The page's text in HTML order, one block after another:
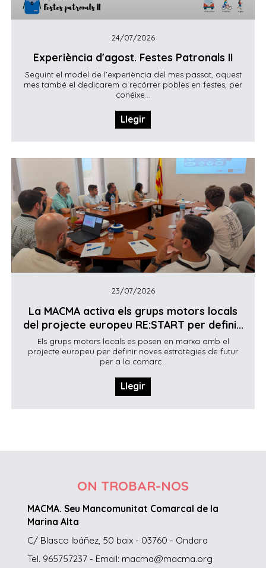
24/07/2026
Experiència d'agost. Festes Patronals II
Seguint el model de l’experiència del mes passat, aquest
mes també el dedicarem a recórrer pobles en festes, per
conéixe...
Llegir
23/07/2026
La MACMA activa els grups motors locals
del projecte europeu RE:START per defini...
Els grups motors locals es posen en marxa amb el
projecte europeu per definir noves estratègies de futur
per a la comarc...
Llegir
ON TROBAR-NOS
MACMA. Seu Mancomunitat Comarcal de la
Marina Alta
C/ Blasco Ibáñez, 50 baix - 03760 - Ondara
Tel. 965757237 - Email: macma@macma.org